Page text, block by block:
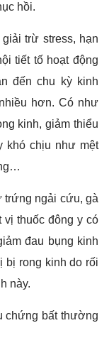
hồi.
trừ stress, hạn
tiết tố hoạt động
đến chu kỳ kinh
hơn. Có như
kinh, giảm thiểu
khó chịu như mệt
trứng ngải cứu, gà
thuốc đông y có
đau bụng kinh
bị rong kinh do rối
này.
chứng bất thường